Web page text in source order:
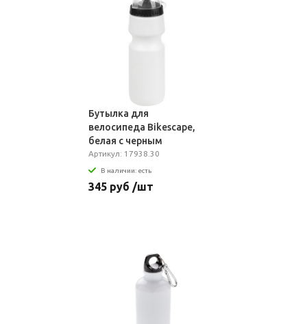
Бутылка для
велосипеда Bikescape,
белая с черным
Артикул: 17938.30
В наличии: есть
345 руб /шт